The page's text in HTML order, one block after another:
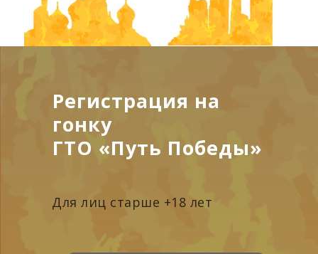
Для лиц старше +18 лет
Регистрация на
гонку
ГТО «Путь Победы»